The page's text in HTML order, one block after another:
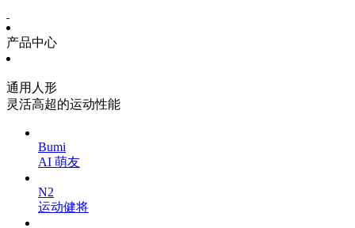
产品中心
通用人形
灵活高超的运动性能
Bumi
AI 萌友
N2
运动健将